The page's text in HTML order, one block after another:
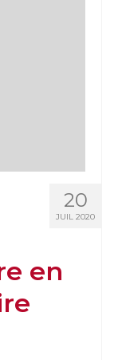
20
JUIL 2020
en